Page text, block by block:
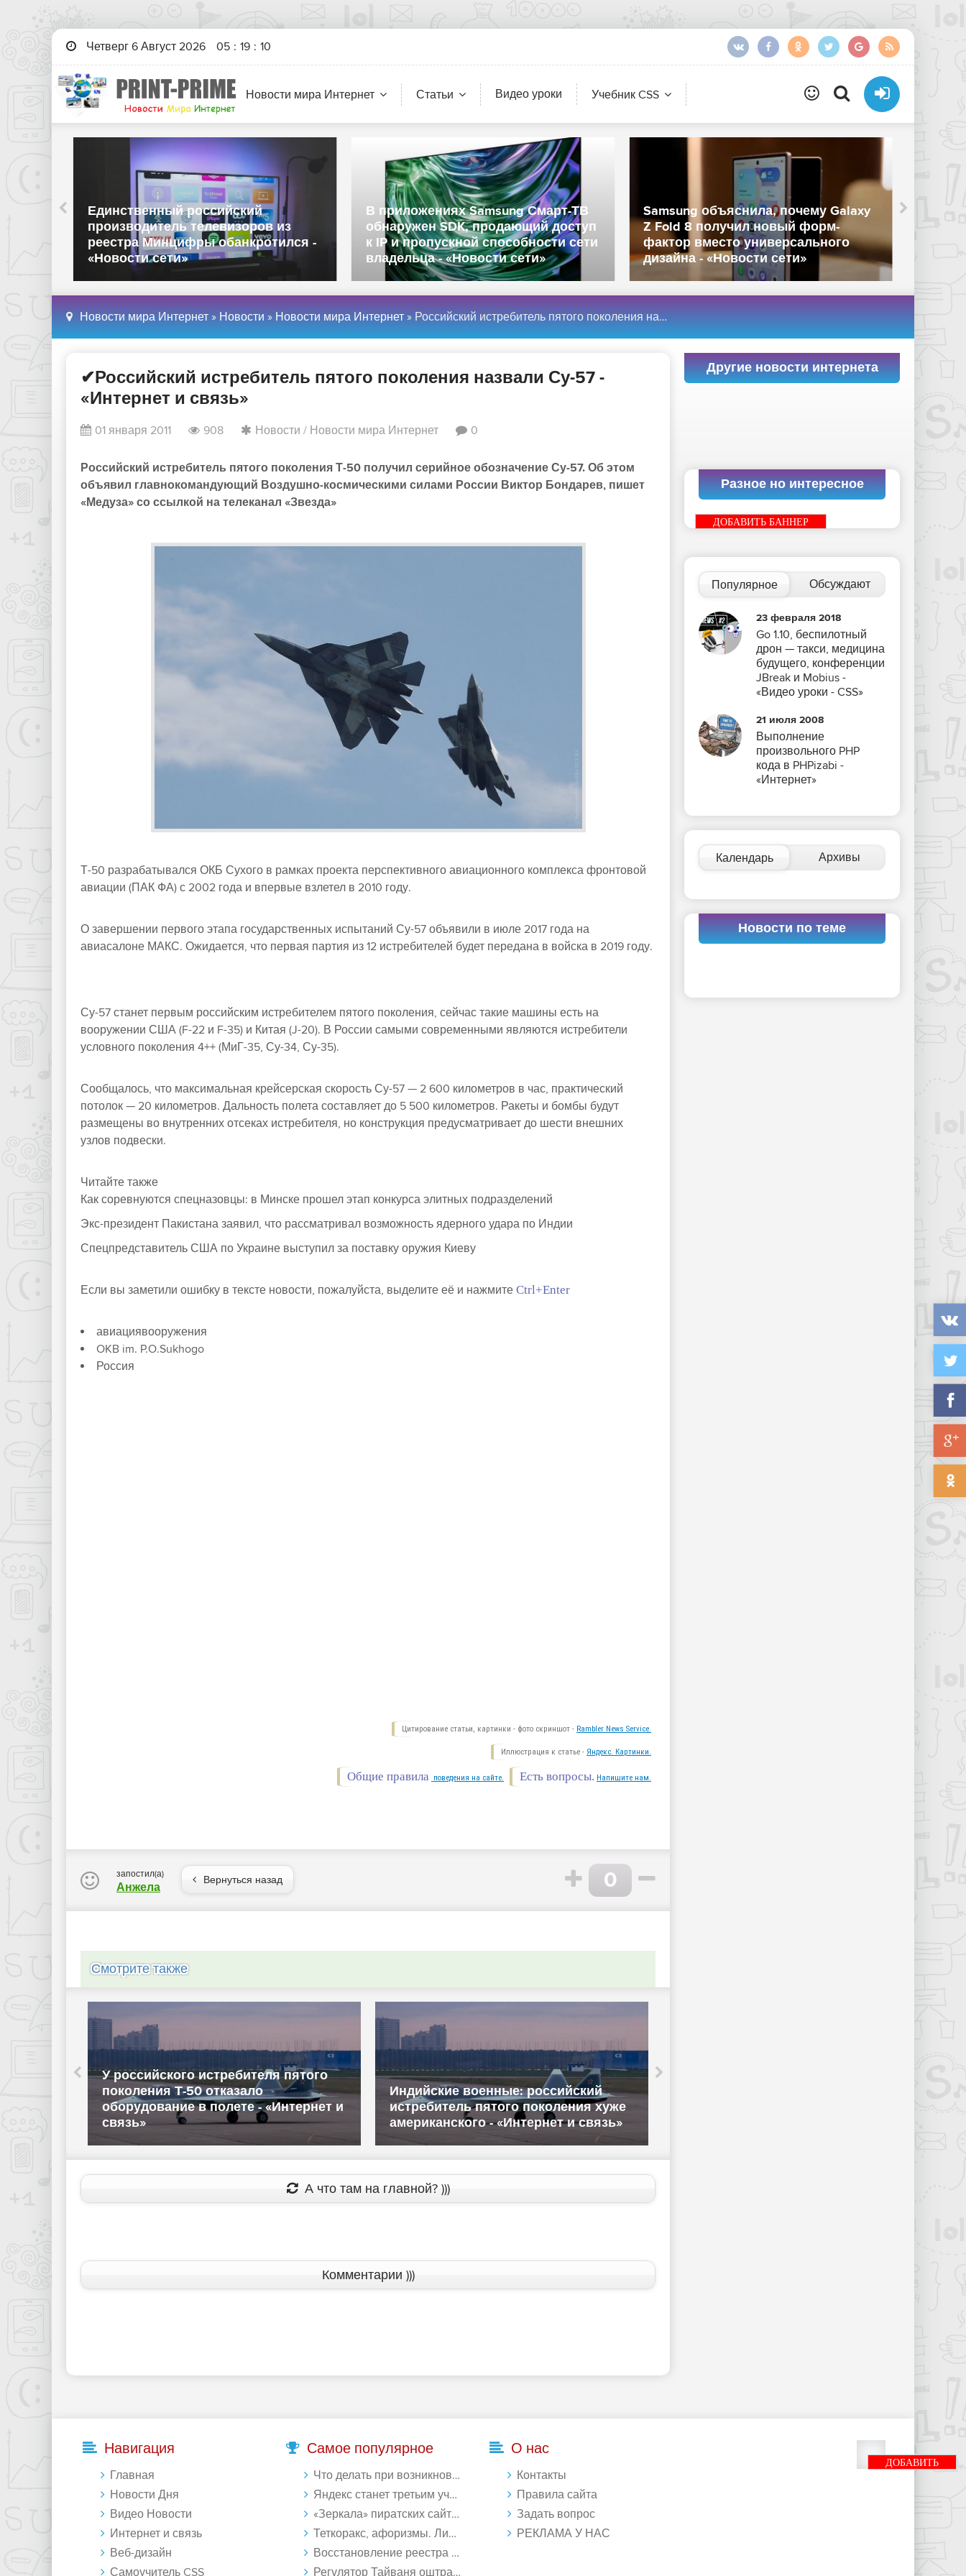
Четверг 6 Август 2026 05 : 19 : 11
Новости мира Интернет Статьи Видео уроки Учебник CSS
Единственный российский
производитель телевизоров из
реестра Минцифры обанкротился -
«Новости сети»
В приложениях Samsung Смарт-ТВ
обнаружен SDK, продающий доступ
к IP и пропускной способности сети
владельца - «Новости сети»
Samsung объяснила, почему Galaxy
Z Fold 8 получил новый форм-
фактор вместо универсального
дизайна - «Новости сети»
Новости мира Интернет » Новости » Новости мира Интернет » Российский истребитель пятого поколения назвали Су-57 - «Интернет и связь»
✔Российский истребитель пятого поколения назвали Су-57 -
«Интернет и связь»
01 января 2011 908 Новости / Новости мира Интернет 0
Российский истребитель пятого поколения Т-50 получил серийное обозначение Су-57. Об этом
объявил главнокомандующий Воздушно-космическими силами России Виктор Бондарев, пишет
«Медуза» со ссылкой на телеканал «Звезда»
Т-50 разрабатывался ОКБ Сухого в рамках проекта перспективного авиационного комплекса фронтовой
авиации (ПАК ФА) с 2002 года и впервые взлетел в 2010 году.
О завершении первого этапа государственных испытаний Су-57 объявили в июле 2017 года на
авиасалоне МАКС. Ожидается, что первая партия из 12 истребителей будет передана в войска в 2019 году.
Су-57 станет первым российским истребителем пятого поколения, сейчас такие машины есть на
вооружении США (F-22 и F-35) и Китая (J-20). В России самыми современными являются истребители
условного поколения 4++ (МиГ-35, Су-34, Су-35).
Сообщалось, что максимальная крейсерская скорость Су-57 — 2 600 километров в час, практический
потолок — 20 километров. Дальность полета составляет до 5 500 километров. Ракеты и бомбы будут
размещены во внутренних отсеках истребителя, но конструкция предусматривает до шести внешних
узлов подвески.
Читайте также
Как соревнуются спецназовцы: в Минске прошел этап конкурса элитных подразделений
Экс-президент Пакистана заявил, что рассматривал возможность ядерного удара по Индии
Спецпредставитель США по Украине выступил за поставку оружия Киеву
Если вы заметили ошибку в тексте новости, пожалуйста, выделите её и нажмите Ctrl+Enter
авиациявооружения
OKB im. P.O.Sukhogo
Россия
Цитирование статьи, картинки - фото скриншот - Rambler News Service.
Иллюстрация к статье - Яндекс. Картинки.
Есть вопросы. Напишите нам.
Общие правила поведения на сайте.
запостил(а)
Анжела
Вернуться назад 0
Смотрите также
У российского истребителя пятого
поколения Т-50 отказало
оборудование в полете - «Интернет и
связь»
Индийские военные: российский
истребитель пятого поколения хуже
американского - «Интернет и связь»
А что там на главной? )))
Комментарии )))
Другие новости интернета
Разное но интересное
ДОБАВИТЬ БАННЕР
Популярное Обсуждают
23 февраля 2018
Go 1.10, беспилотный
дрон — такси, медицина
будущего, конференции
JBreak и Mobius -
«Видео уроки - CSS»
21 июля 2008
Выполнение
произвольного PHP
кода в PHPizabi -
«Интернет»
Календарь Архивы
Новости по теме
Навигация
Главная
Новости Дня
Видео Новости
Интернет и связь
Веб-дизайн
Самоучитель CSS
Самое популярное
Что делать при возникновении ошибки Download interrupted в Chrome - «Windows»
Яндекс станет третьим участником в процессе ФАС против Google - «Интернет»
«Зеркала» пиратских сайтов будут блокироваться! - «Интернет»
Теткоракс, афоризмы. Лист 1. - «Афоризмы»
Восстановление реестра Windows 10: как восстановить реестр Виндовс 10 - «Windows»
Регулятор Тайваня оштрафует Qualcomm на $774 млн - «Новости сети»
О нас
Контакты
Правила сайта
Задать вопрос
РЕКЛАМА У НАС
ДОБАВИТЬ